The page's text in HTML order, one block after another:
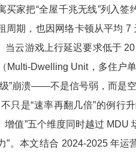
默折价。
买家把“全屋千兆无线”列入签
周期，也因网络卡顿从平均 7
当云游戏上行延迟要求低于
Multi-Dwelling Unit，多住户
”崩溃——不是信号弱，而是
只是“速率再翻几倍”的例行
增值”五个维度同时越过 MDU
”。本文结合 2024-2025 年运